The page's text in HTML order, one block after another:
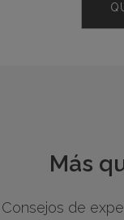
Más
Consejos de